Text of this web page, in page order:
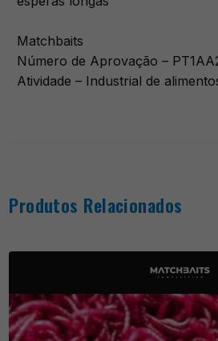
Matchbaits
Número de Aprovação –
Atividade – Industrial de
Produtos Relacionados